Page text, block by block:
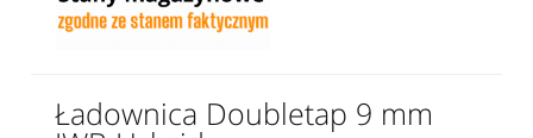
Ładownica Doubletap 9 mm